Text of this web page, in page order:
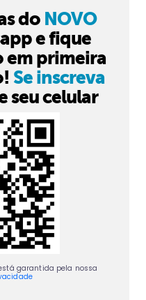
do NOVO
e fique
em primeira
Se inscreva
seu celular
garantida pela nossa